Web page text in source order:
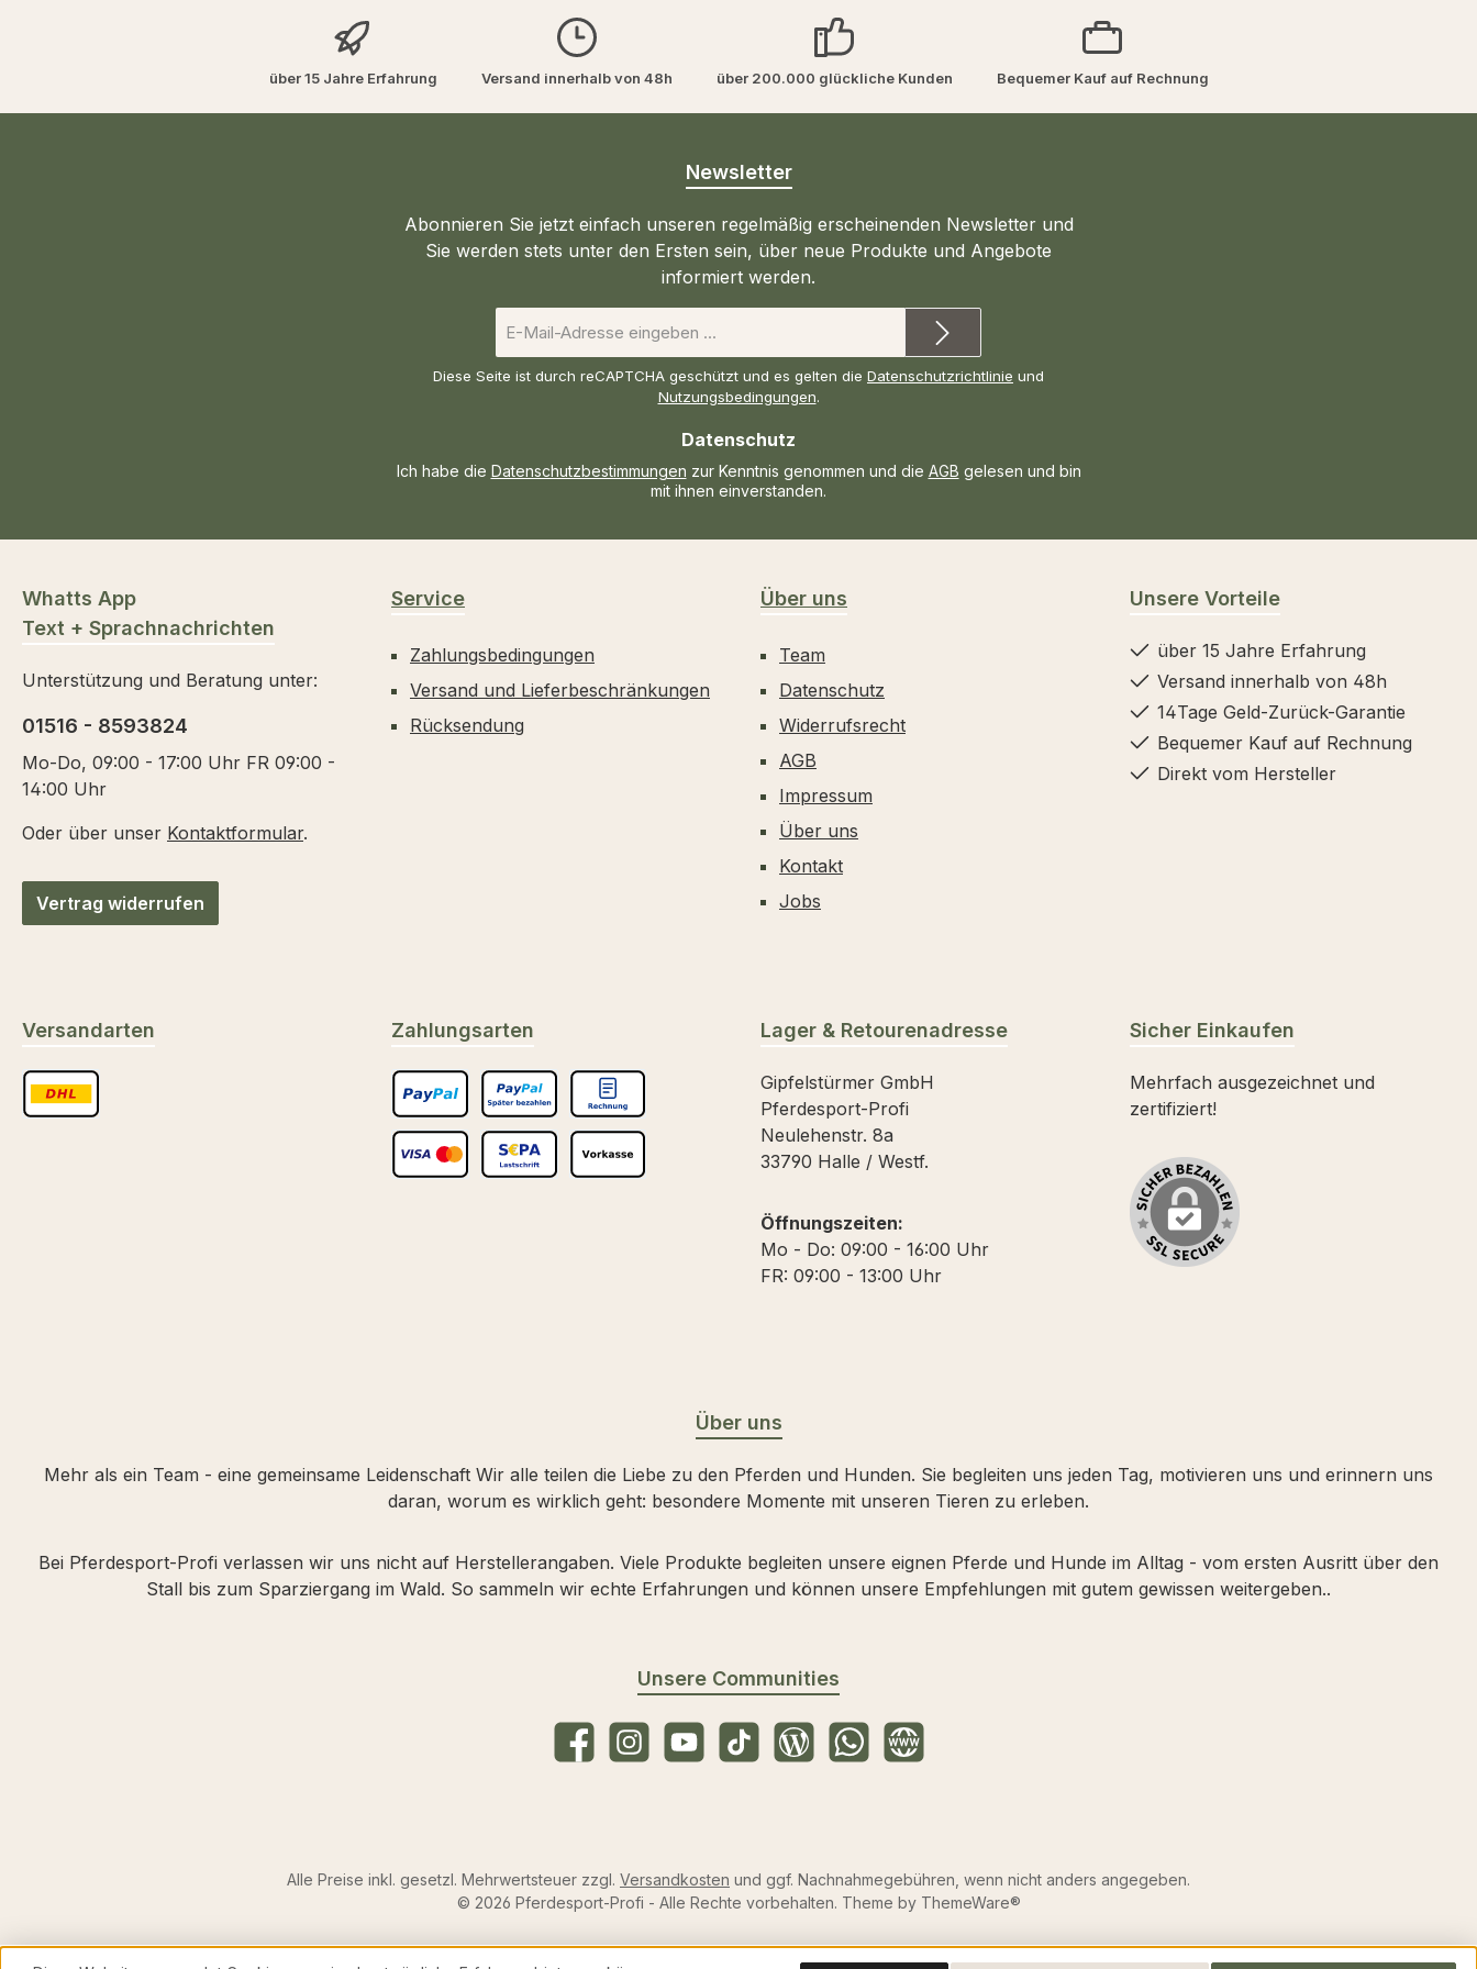
über 15 Jahre Erfahrung Versand innerhalb von 48h über 200.000 glückliche Kunden Bequemer Kauf auf Rechnung
Newsletter
Abonnieren Sie jetzt einfach unseren regelmäßig erscheinenden Newsletter und
Sie werden stets unter den Ersten sein, über neue Produkte und Angebote
informiert werden.
Mail-
Diese Seite ist durch reCAPTCHA geschützt und es gelten die Datenschutzrichtlinie und
Nutzungsbedingungen.
Datenschutz
Ich habe die Datenschutzbestimmungen zur Kenntnis genommen und die AGB gelesen und bin
mit ihnen einverstanden.
Whatts App
Text + Sprachnachrichten
Unterstützung und Beratung unter:
01516 - 8593824
Mo-Do, 09:00 - 17:00 Uhr FR 09:00 -
14:00 Uhr
Oder über unser Kontaktformular.
Vertrag widerrufen
Service
Zahlungsbedingungen
Versand und Lieferbeschränkungen
Rücksendung
Über uns
Team
Datenschutz
Widerrufsrecht
AGB
Impressum
Über uns
Kontakt
Jobs
Unsere Vorteile
über 15 Jahre Erfahrung
Versand innerhalb von 48h
14Tage Geld-Zurück-Garantie
Bequemer Kauf auf Rechnung
Direkt vom Hersteller
Versandarten Zahlungsarten
PayPal Später BezahlenRechnungskauf
Lager & Retourenadresse
Gipfelstürmer GmbH
Pferdesport-Profi
Neulehenstr. 8a
33790 Halle / Westf.
Öffnungszeiten:
Mo - Do: 09:00 - 16:00 Uhr
FR: 09:00 - 13:00 Uhr
Sicher Einkaufen
Mehrfach ausgezeichnet und
zertifiziert!
Über uns
Mehr als ein Team - eine gemeinsame Leidenschaft Wir alle teilen die Liebe zu den Pferden und Hunden. Sie begleiten uns jeden Tag, motivieren uns und erinnern uns
daran, worum es wirklich geht: besondere Momente mit unseren Tieren zu erleben.
Bei Pferdesport-Profi verlassen wir uns nicht auf Herstellerangaben. Viele Produkte begleiten unsere eignen Pferde und Hunde im Alltag - vom ersten Ausritt über den
Stall bis zum Sparziergang im Wald. So sammeln wir echte Erfahrungen und können unsere Empfehlungen mit gutem gewissen weitergeben..
Unsere Communities
FacebookInstagramYouTubeTikTok Blog WhatsApp
Website
Alle Preise inkl. gesetzl. Mehrwertsteuer zzgl. Versandkosten und ggf. Nachnahmegebühren, wenn nicht anders angegeben.
© 2026 Pferdesport-Profi - Alle Rechte vorbehalten. Theme by ThemeWare®